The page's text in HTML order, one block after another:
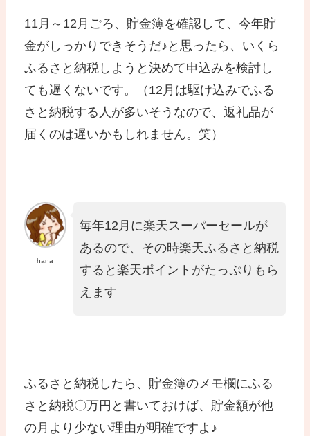
11月～12月ごろ、貯金簿を確認して、今年貯
金がしっかりできそうだ♪と思ったら、いくら
ふるさと納税しようと決めて申込みを検討し
ても遅くないです。（12月は駆け込みでふる
さと納税する人が多いそうなので、返礼品が
届くのは遅いかもしれません。笑）
hana
毎年12月に楽天スーパーセールが
あるので、その時楽天ふるさと納税
すると楽天ポイントがたっぷりもら
えます
ふるさと納税したら、貯金簿のメモ欄にふる
さと納税〇万円と書いておけば、貯金額が他
の月より少ない理由が明確ですよ♪